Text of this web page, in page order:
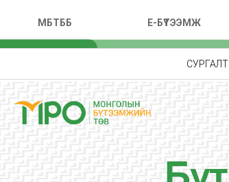
МБТББ E-БҮТЭЭМЖ
СУРГАЛТ